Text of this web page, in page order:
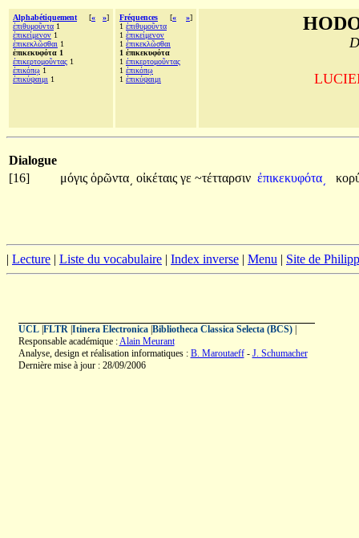
Alphabétiquement [« »]
ἐπιθυμοῦντα 1
ἐπικείμενον 1
ἐπικεκλῶσθαι 1
ἐπικεκυφότα 1
ἐπικερτομοῦντας 1
ἐπικόπῳ 1
ἐπικύψαιμι 1
Fréquences [« »]
1 ἐπιθυμοῦντα
1 ἐπικείμενον
1 ἐπικεκλῶσθαι
1 ἐπικεκυφότα
1 ἐπικερτομοῦντας
1 ἐπικόπῳ
1 ἐπικύψαιμι
Dialogue
[16]
μόγις ὁρῶντα͵ οἰκέταις γε ~τέτταρσιν ἐπικεκυφότα͵
| Lecture | Liste du vocabulaire | Index inverse | Menu | Site de
UCL| FLTR| Itinera Electronica| Bibliotheca Classica Selecta (BCS)|
Responsable académique :Alain Meurant
Analyse, design et réalisation informatiques : B. Maroutaeff- J. Schumacher
Dernière mise à jour : 28/09/2006